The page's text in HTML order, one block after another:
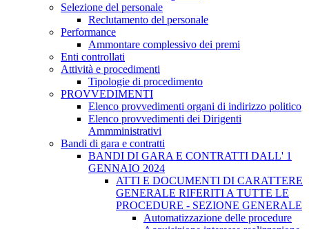
Selezione del personale
Reclutamento del personale
Performance
Ammontare complessivo dei premi
Enti controllati
Attività e procedimenti
Tipologie di procedimento
PROVVEDIMENTI
Elenco provvedimenti organi di indirizzo politico
Elenco provvedimenti dei Dirigenti
Ammministrativi
Bandi di gara e contratti
BANDI DI GARA E CONTRATTI DALL' 1
GENNAIO 2024
ATTI E DOCUMENTI DI CARATTERE
GENERALE RIFERITI A TUTTE LE
PROCEDURE - SEZIONE GENERALE
Automatizzazione delle procedure